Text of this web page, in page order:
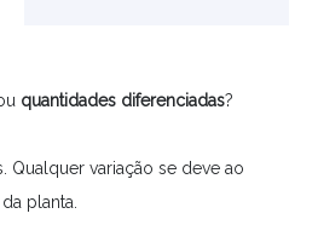
quantidades diferenciadas?
Qualquer variação se deve ao
planta.